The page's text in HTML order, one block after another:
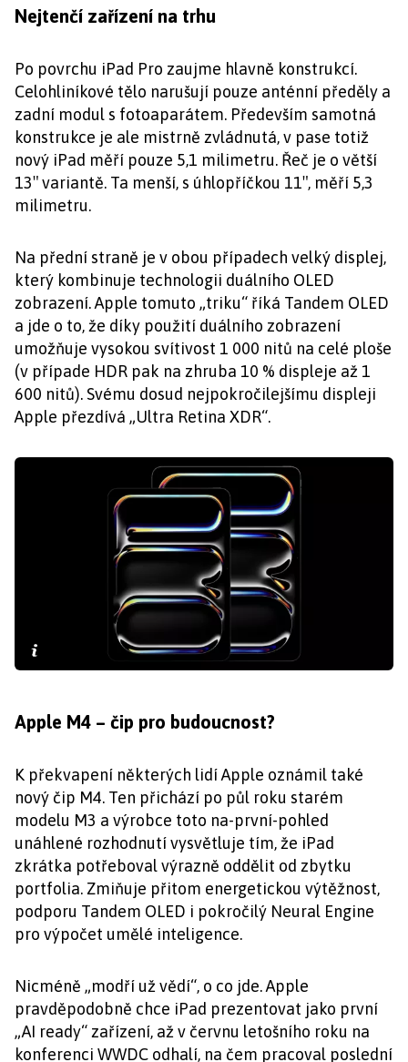
Nejtenčí zařízení na trhu
Po povrchu iPad Pro zaujme hlavně konstrukcí.
Celohliníkové tělo narušují pouze anténní předěly a
zadní modul s fotoaparátem. Především samotná
konstrukce je ale mistrně zvládnutá, v pase totiž
nový iPad měří pouze 5,1 milimetru. Řeč je o větší
13″ variantě. Ta menší, s úhlopříčkou 11″, měří 5,3
milimetru.
Na přední straně je v obou případech velký displej,
který kombinuje technologii duálního OLED
zobrazení. Apple tomuto „triku“ říká Tandem OLED
a jde o to, že díky použití duálního zobrazení
umožňuje vysokou svítivost 1 000 nitů na celé ploše
(v případe HDR pak na zhruba 10 % displeje až 1
600 nitů). Svému dosud nejpokročilejšímu displeji
Apple přezdívá „Ultra Retina XDR“.
Apple M4 – čip pro budoucnost?
K překvapení některých lidí Apple oznámil také
nový čip M4. Ten přichází po půl roku starém
modelu M3 a výrobce toto na-první-pohled
unáhlené rozhodnutí vysvětluje tím, že iPad
zkrátka potřeboval výrazně oddělit od zbytku
portfolia. Zmiňuje přitom energetickou výtěžnost,
podporu Tandem OLED i pokročilý Neural Engine
pro výpočet umělé inteligence.
Nicméně „modří už vědí“, o co jde. Apple
pravděpodobně chce iPad prezentovat jako první
„AI ready“ zařízení, až v červnu letošního roku na
konferenci WWDC odhalí, na čem pracoval poslední